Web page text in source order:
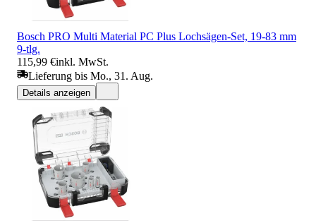
Bosch PRO Multi Material PC Plus Lochsägen-Set, 19-83 mm
9-tlg.
115,99 €inkl. MwSt.
Lieferung bis Mo., 31. Aug.
Details anzeigen